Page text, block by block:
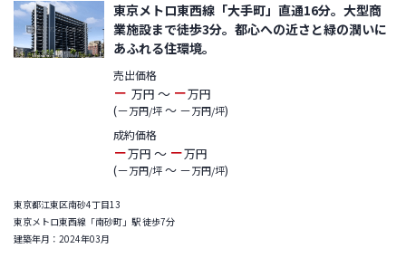
東京メトロ東西線「大手町」直通16分。大型商
業施設まで徒歩3分。都心への近さと緑の潤いに
あふれる住環境。
売出価格
－ 万円 ～ －万円
(－万円/坪～ －万円/坪)
成約価格
－万円 ～ －万円
(－万円/坪～ －万円/坪)
東京都江東区南砂4丁目13
東京メトロ東西線「南砂町」駅 徒歩7分
建築年月：2024年03月